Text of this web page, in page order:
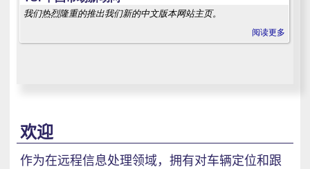
我们热烈隆重的推出我们新的中文版本网站主页。
阅读更多
欢迎
作为在远程信息处理领域，拥有对车辆定位和跟